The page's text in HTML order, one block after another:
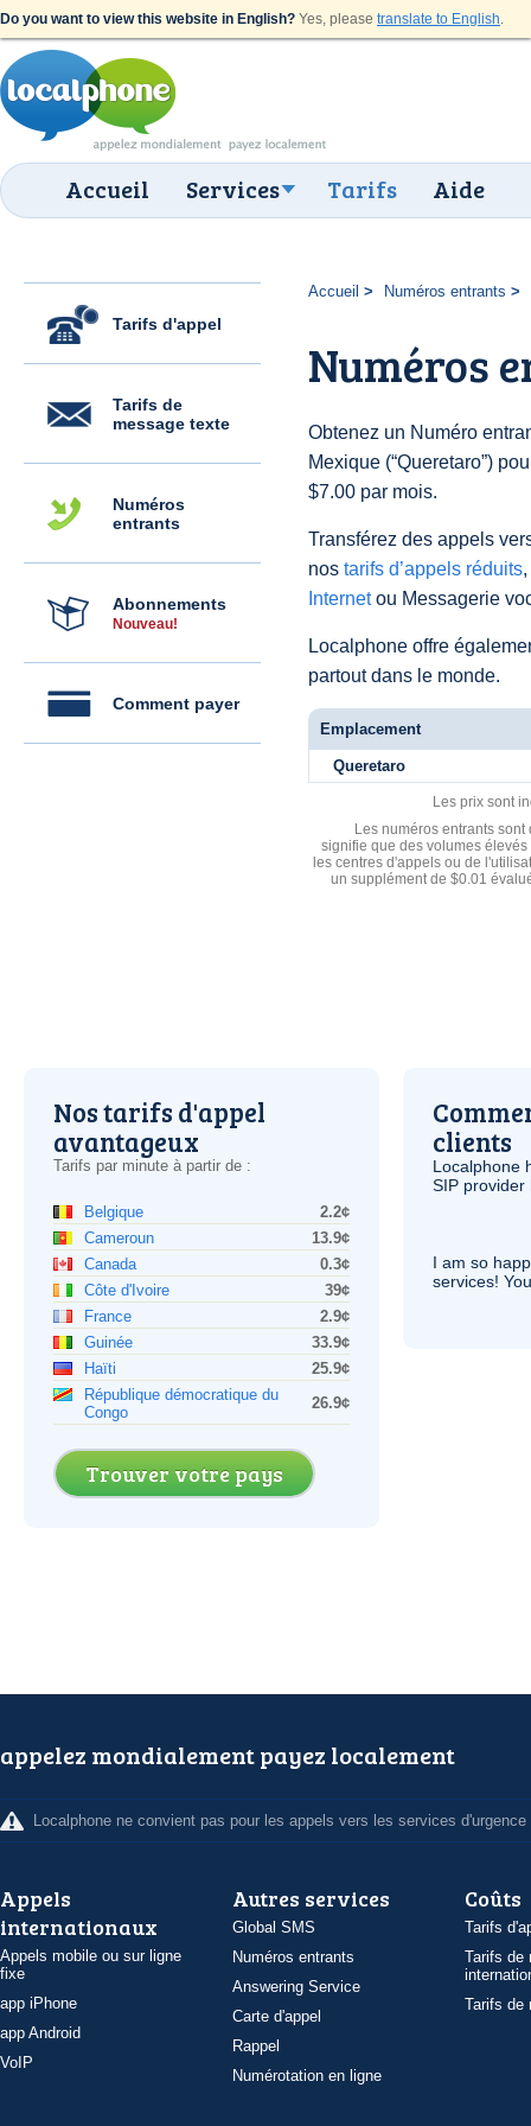
Do you want to view this website in English? Yes, please translate to English.
Accueil Services Tarifs Aide
Tarifs d'appel
Tarifs de
message texte
Numéros
entrants
Abonnements
Nouveau!
Comment payer
Accueil Numéros entrants
Numéros
Obtenez un Numéro
Mexique (“Queretaro”)
$7.00 par mois.
Transférez des appels
nos tarifs d’appels réduits
Internetou Messagerie
Localphone offre
partout dans le monde.
Emplacement
Queretaro
Les prix sont
Les numéros entrants
signifie que des volumes
les centres d'appels ou de
un supplément de $0.01
Nos tarifs d'appel
avantageux
Tarifs par minute à partir de :
Belgique
2.2¢
Cameroun
13.9¢
Canada
0.3¢
Côte d'Ivoire
39¢
France
2.9¢
Guinée
33.9¢
Haïti
25.9¢
République démocratique du
Congo
26.9¢
Trouver votre pays
clients
Localphone
SIP provider
I am so
services!
appelez mondialement payez localement
Localphone ne convient pas pour les appels vers les services d'urgence
Appels
internationaux
Appels mobile ou sur ligne
fixe
app iPhone
app Android
VoIP
Autres services
Global SMS
Numéros entrants
Answering Service
Carte d'appel
Rappel
Numérotation en ligne
Coûts
Tarifs
Tarifs de
Tarifs de